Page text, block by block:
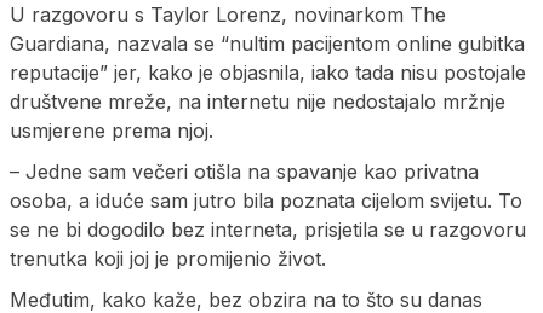
U razgovoru s Taylor Lorenz, novinarkom The
Guardiana, nazvala se “nultim pacijentom online gubitka
reputacije” jer, kako je objasnila, iako tada nisu postojale
društvene mreže, na internetu nije nedostajalo mržnje
usmjerene prema njoj.
– Jedne sam večeri otišla na spavanje kao privatna
osoba, a iduće sam jutro bila poznata cijelom svijetu. To
se ne bi dogodilo bez interneta, prisjetila se u razgovoru
trenutka koji joj je promijenio život.
Međutim, kako kaže, bez obzira na to što su danas